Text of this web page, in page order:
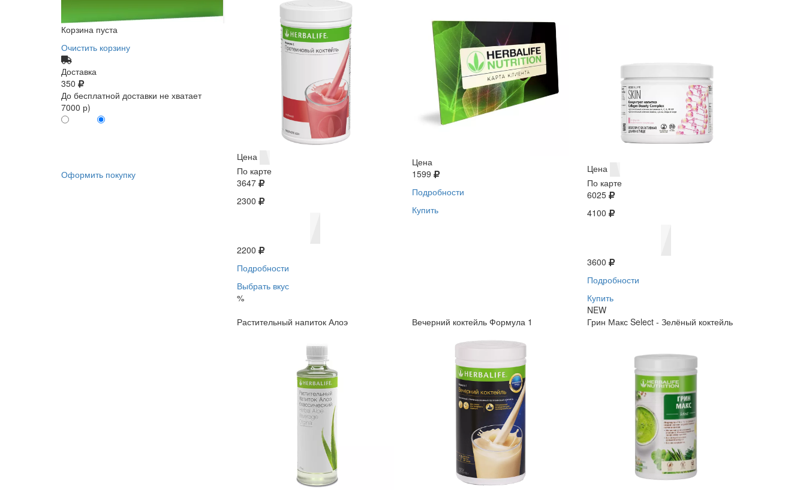
Корзина пуста
Очистить корзину
Доставка
350
До бесплатной доставки не хватает
7000 р)
Оформить покупку
Цена
По карте
3647
2300
2200
Подробности
Выбрать вкус
%
Цена
1599
Подробности
Купить
Цена
По карте
6025
4100
3600
Подробности
Купить
NEW
Растительный напиток Алоэ
Вечерний коктейль Формула 1 Грин Макс Select - Зелёный коктейль